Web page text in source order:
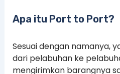
Apa itu Port to Port?
Sesuai dengan namanya,
dari pelabuhan ke
mengirimkan barangnya